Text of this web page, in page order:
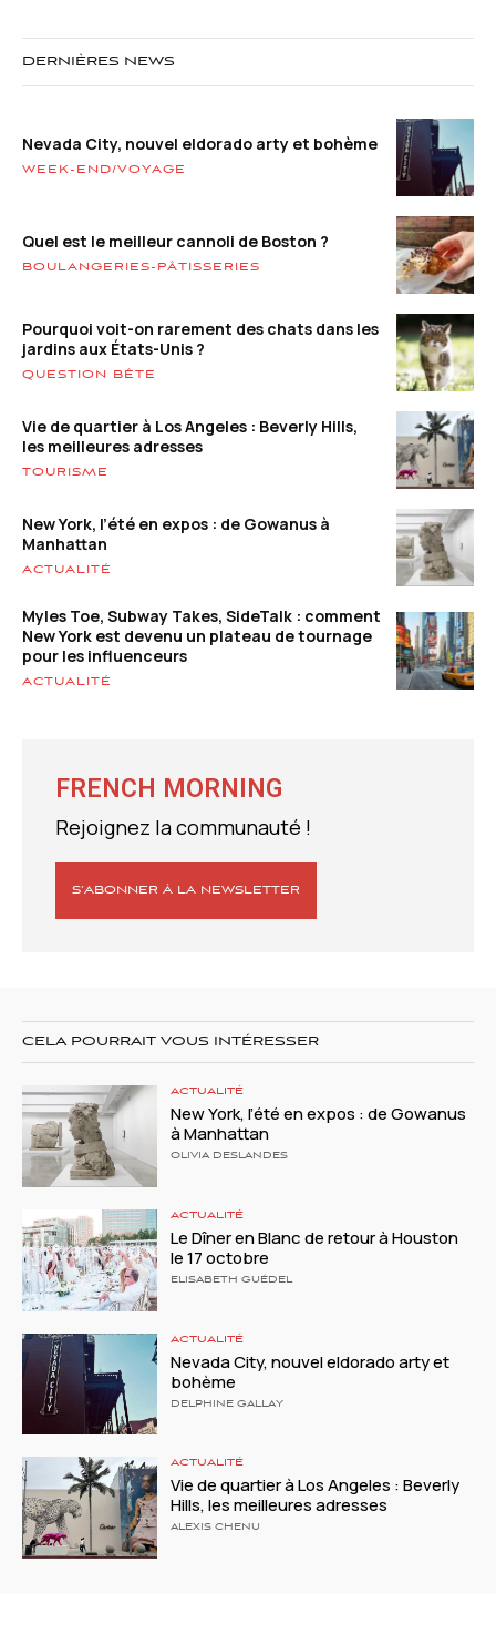
DERNIÈRES NEWS
Nevada City, nouvel eldorado arty et bohème
WEEK-END/VOYAGE
Quel est le meilleur cannoli de Boston ?
BOULANGERIES-PÂTISSERIES
Pourquoi voit-on rarement des chats dans les
jardins aux États-Unis ?
QUESTION BÊTE
Vie de quartier à Los Angeles : Beverly Hills,
les meilleures adresses
TOURISME
New York, l’été en expos : de Gowanus à
Manhattan
ACTUALITÉ
Myles Toe, Subway Takes, SideTalk : comment
New York est devenu un plateau de tournage
pour les influenceurs
ACTUALITÉ
FRENCH MORNING
Rejoignez la communauté !
S’ABONNER À LA NEWSLETTER
CELA POURRAIT VOUS INTÉRESSER
ACTUALITÉ
New York, l’été en expos : de Gowanus
à Manhattan
OLIVIA DESLANDES
ACTUALITÉ
Le Dîner en Blanc de retour à Houston
le 17 octobre
ELISABETH GUÉDEL
ACTUALITÉ
Nevada City, nouvel eldorado arty et
bohème
DELPHINE GALLAY
ACTUALITÉ
Vie de quartier à Los Angeles : Beverly
Hills, les meilleures adresses
ALEXIS CHENU